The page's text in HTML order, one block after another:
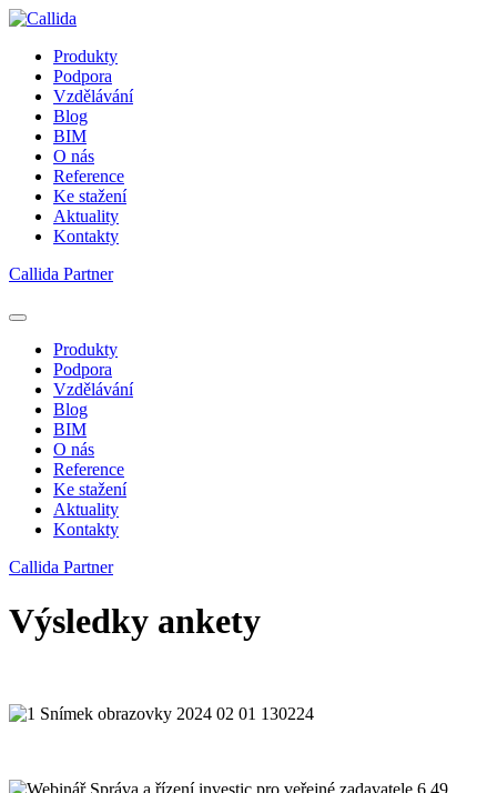
Produkty
Podpora
Vzdělávání
Blog
BIM
O nás
Reference
Ke stažení
Aktuality
Kontakty
Callida Partner
Produkty
Podpora
Vzdělávání
Blog
BIM
O nás
Reference
Ke stažení
Aktuality
Kontakty
Callida Partner
Výsledky ankety